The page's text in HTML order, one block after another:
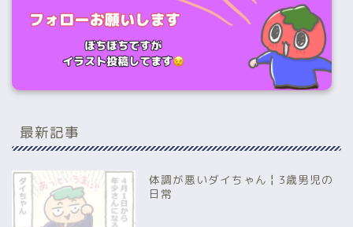
最新記事
体調が悪いダイちゃん╏3歳男児の
日常